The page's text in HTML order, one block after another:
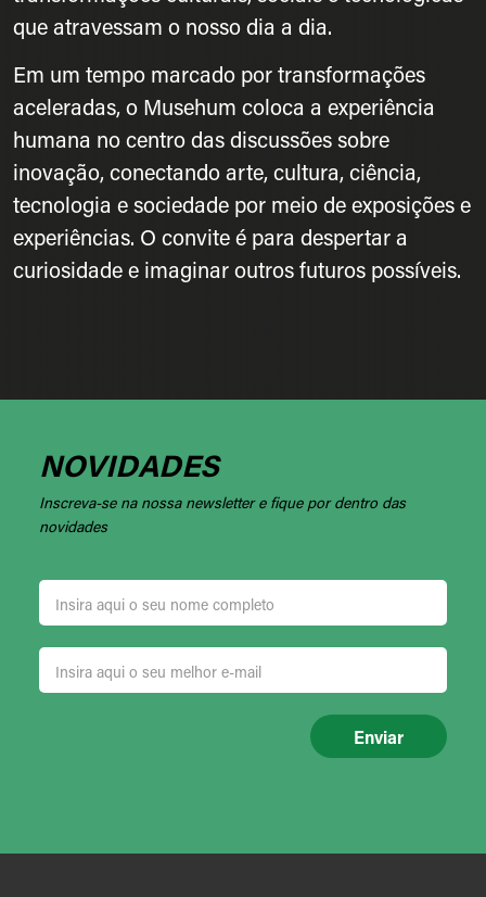
que atravessam o nosso dia a dia.
Em um tempo marcado por transformações
aceleradas, o Musehum coloca a experiência
humana no centro das discussões sobre
inovação, conectando arte, cultura, ciência,
tecnologia e sociedade por meio de exposições e
experiências. O convite é para despertar a
curiosidade e imaginar outros futuros possíveis.
NOVIDADES
Inscreva-se na nossa newsletter e fique por dentro das
novidades
Enviar